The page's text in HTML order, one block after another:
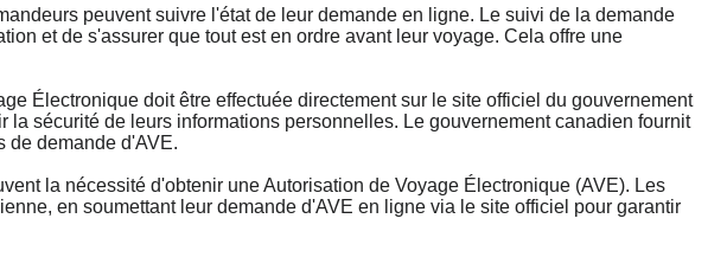
peuvent suivre l'état de leur demande en ligne. Le suivi de la demande
et de s'assurer que tout est en ordre avant leur voyage. Cela offre une
Électronique doit être effectuée directement sur le site officiel du gouvernement
sécurité de leurs informations personnelles. Le gouvernement canadien fournit
de demande d'AVE.
la nécessité d'obtenir une Autorisation de Voyage Électronique (AVE). Les
en soumettant leur demande d'AVE en ligne via le site officiel pour garantir